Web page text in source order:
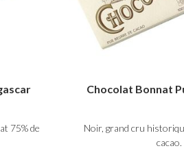
75% de
Chocolat Bonnat
Noir, grand cru
cacao.